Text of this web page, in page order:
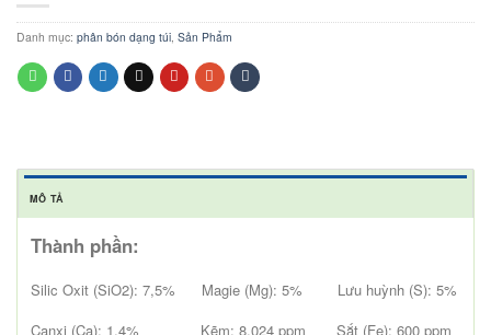
Danh mục: phân bón dạng túi Sản Phẩm
MÔ TẢ
Thành phần:
Silic Oxit (SiO2): 7,5% Magie (Mg): 5% Lưu huỳnh (S): 5%
Canxi (Ca): 1,4% Kẽm: 8.024 ppm Sắt (Fe): 600 ppm